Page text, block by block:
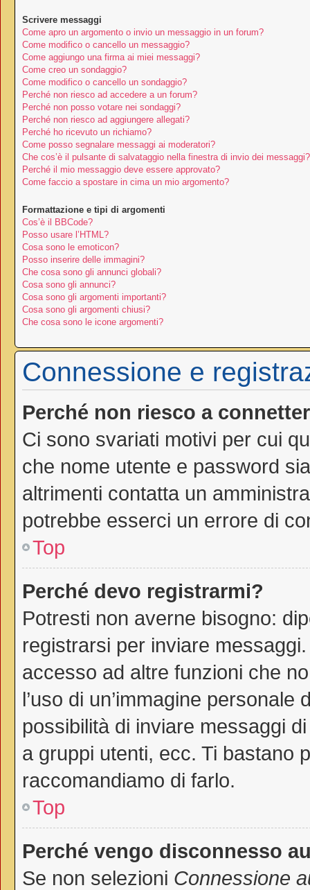
Scrivere messaggi
Come apro un argomento o invio un messaggio in un forum?
Come modifico o cancello un messaggio?
Come aggiungo una firma ai miei messaggi?
Come creo un sondaggio?
Come modifico o cancello un sondaggio?
Perché non riesco ad accedere a un forum?
Perché non posso votare nei sondaggi?
Perché non riesco ad aggiungere allegati?
Perché ho ricevuto un richiamo?
Come posso segnalare messaggi ai moderatori?
Che cos’è il pulsante di salvataggio nella finestra di invio dei messaggi?
Perché il mio messaggio deve essere approvato?
Come faccio a spostare in cima un mio argomento?
Formattazione e tipi di argomenti
Cos’è il BBCode?
Posso usare l’HTML?
Cosa sono le emoticon?
Posso inserire delle immagini?
Che cosa sono gli annunci globali?
Cosa sono gli annunci?
Cosa sono gli argomenti importanti?
Cosa sono gli argomenti chiusi?
Che cosa sono le icone argomenti?
Connessione e
Perché non riesco a
Ci sono svariati motivi per cui
che nome utente e password
altrimenti contatta un
potrebbe esserci un errore di
Top
Perché devo registrarmi?
Potresti non averne bisogno:
registrarsi per inviare
accesso ad altre funzioni che
l’uso di un’immagine
possibilità di inviare messaggi
a gruppi utenti, ecc. Ti bastano
raccomandiamo di farlo.
Top
Perché vengo disconnesso
Se non selezioni Connessione